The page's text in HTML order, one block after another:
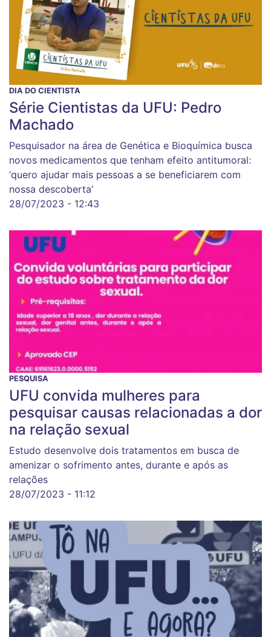
DIA DO CIENTISTA
Série Cientistas da UFU: Pedro
Machado
Pesquisador na área de Genética e Bioquímica busca
novos medicamentos que tenham efeito antitumoral:
‘quero ajudar mais pessoas a se beneficiarem com
nossa descoberta’
28/07/2023 - 12:43
PESQUISA
UFU convida mulheres para
pesquisar causas relacionadas a dor
na relação sexual
Estudo desenvolve dois tratamentos em busca de
amenizar o sofrimento antes, durante e após as
relações
28/07/2023 - 11:12